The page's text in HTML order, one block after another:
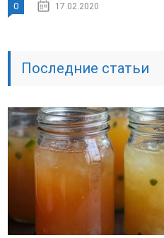
0 17.02.2020
Последние статьи